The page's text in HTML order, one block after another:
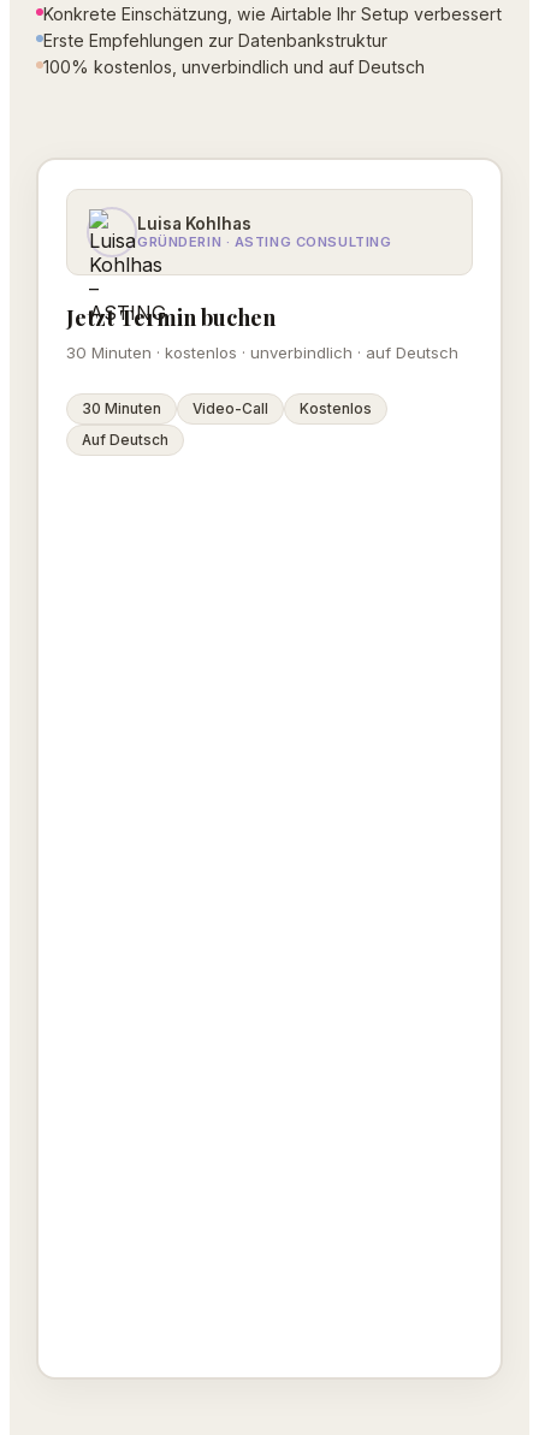
Konkrete Einschätzung, wie Airtable Ihr Setup verbessert
Erste Empfehlungen zur Datenbankstruktur
100% kostenlos, unverbindlich und auf Deutsch
Luisa Kohlhas
GRÜNDERIN · ASTING CONSULTING
Jetzt Termin buchen
30 Minuten · kostenlos · unverbindlich · auf Deutsch
30 Minuten Video-Call
Kostenlos
Auf Deutsch